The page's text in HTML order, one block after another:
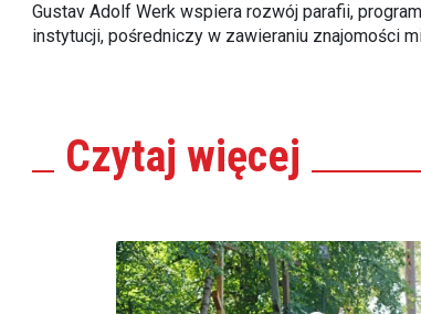
Gustav Adolf Werk wspiera rozwój parafii,
instytucji, pośredniczy w zawieraniu znajomości
Czytaj więcej